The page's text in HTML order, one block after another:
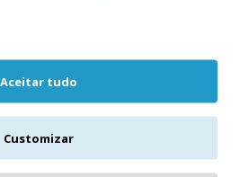
Lavanda
Contém: 20
Aceitar tudo
Customizar